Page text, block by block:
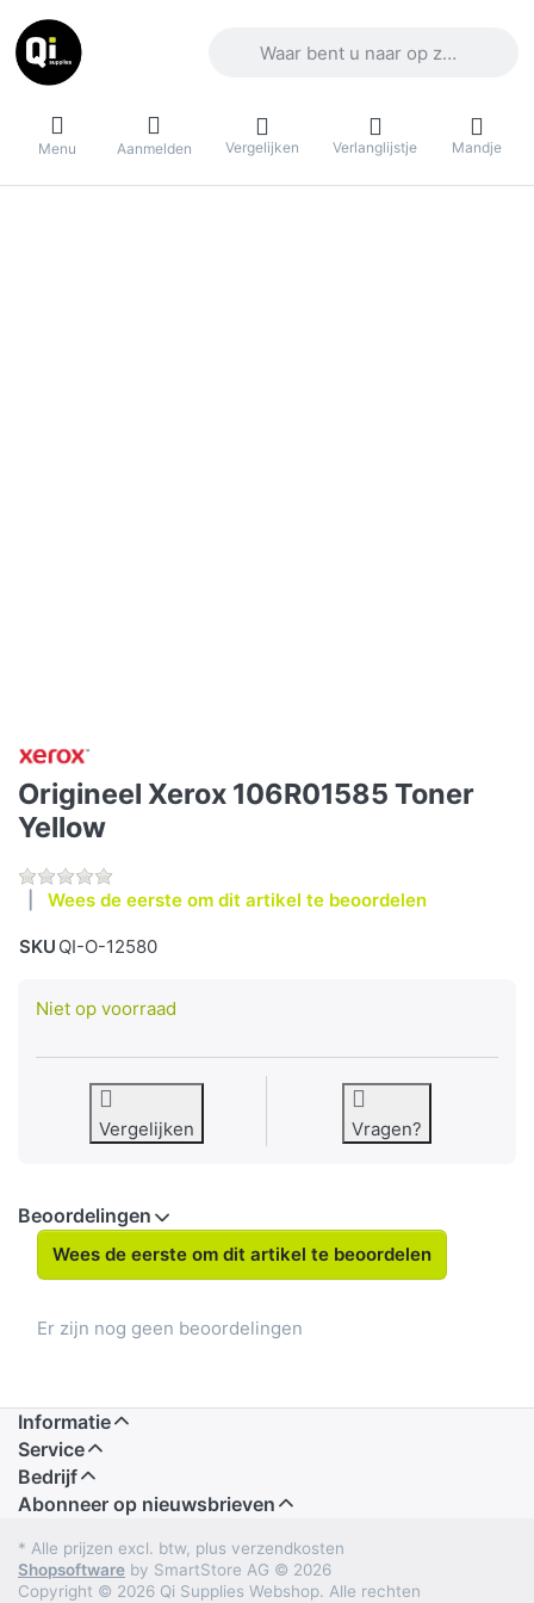
Menu Aanmelden Vergelijken Verlanglijstje Mandje
Origineel Xerox 106R01585 Toner
Yellow
Wees de eerste om dit artikel te beoordelen
SKU QI-O-12580
Niet op voorraad
Vergelijken Vragen?
Beoordelingen
Wees de eerste om dit artikel te beoordelen
Er zijn nog geen beoordelingen
Informatie
Service
Bedrijf
Abonneer op nieuwsbrieven
* Alle prijzen excl. btw, plus verzendkosten
Shopsoftware by SmartStore AG © 2026
Copyright © 2026 Qi Supplies Webshop. Alle rechten